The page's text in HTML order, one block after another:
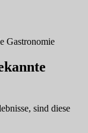
Gastronomie
sind diese